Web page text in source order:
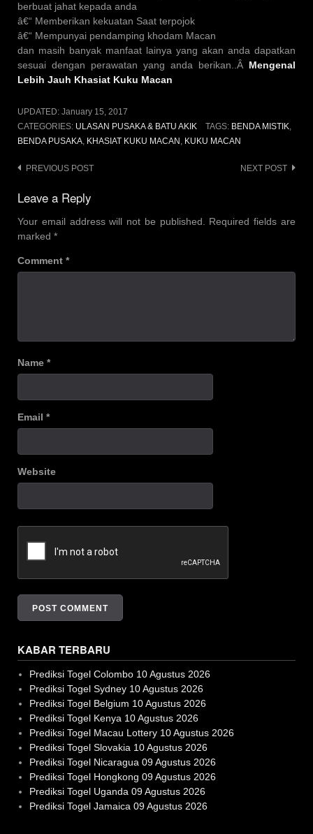
berbuat jahat kepada anda
â€“ Memberikan kekuatan Saat terpojok
â€“ Mempunyai pendamping khodam Macan
dan masih banyak manfaat lainya yang akan anda dapatkan
sesuai dengan perawatan yang anda berikan..Â Mengenal
Lebih Jauh Khasiat Kuku Macan
UPDATED: January 15, 2017
CATEGORIES: ULASAN PUSAKA & BATU AKIK TAGS: BENDA MISTIK,
BENDA PUSAKA, KHASIAT KUKU MACAN , KUKU MACAN
Post
navigation
PREVIOUS POST NEXT POST
Leave a Reply
Your email address will not be published.
Required fields are
marked *
Comment *
Name *
Email *
Website
KABAR TERBARU
Prediksi Togel Colombo 10 Agustus 2026
Prediksi Togel Sydney 10 Agustus 2026
Prediksi Togel Belgium 10 Agustus 2026
Prediksi Togel Kenya 10 Agustus 2026
Prediksi Togel Macau Lottery 10 Agustus 2026
Prediksi Togel Slovakia 10 Agustus 2026
Prediksi Togel Nicaragua 09 Agustus 2026
Prediksi Togel Hongkong 09 Agustus 2026
Prediksi Togel Uganda 09 Agustus 2026
Prediksi Togel Jamaica 09 Agustus 2026